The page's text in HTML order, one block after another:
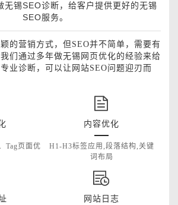
无锡SEO诊断，给客户提供更好的无锡
SEO服务。
的营销方式，但SEO并不简单，需要有
们通过多年做无锡网页优化的经验来给
业诊断，可以让网站SEO问题迎刃而
Tag页面优
内容优化
H1-H3标签应用,段落结构,关键
词布局
网站日志